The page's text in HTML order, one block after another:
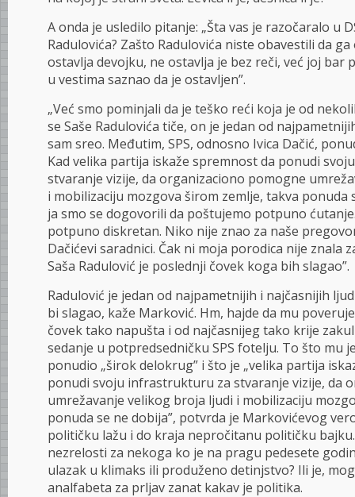
A onda je usledilo pitanje: „Šta vas je razočaralo u
Radulovića? Zašto Radulovića niste obavestili da
ostavlja devojku, ne ostavlja je bez reči, već joj bar
u vestima saznao da je ostavljen”.
„Već smo pominjali da je teško reći koja je od
se Saše Radulovića tiče, on je jedan od
sam sreo. Međutim, SPS, odnosno Ivica Dačić,
Kad velika partija iskaže spremnost da ponudi
stvaranje vizije, da organizaciono pomogne
i mobilizaciju mozgova širom zemlje, takva ponuda
ja smo se dogovorili da poštujemo potpuno
potpuno diskretan. Niko nije znao za naše
Dačićevi saradnici. Čak ni moja porodica nije znala
Saša Radulović je poslednji čovek koga bih slagao”.
Radulović je jedan od najpametnijih i najčasnijih
bi slagao, kaže Marković. Hm, hajde da mu
čovek tako napušta i od najčasnijeg tako krije
sedanje u potpredsedničku SPS fotelju. To što mu
ponudio „širok delokrug” i što je „velika partija
ponudi svoju infrastrukturu za stvaranje vizije, da
umrežavanje velikog broja ljudi i mobilizaciju
ponuda se ne dobija”, potvrda je Markovićevog
političku lažu i do kraja nepročitanu političku
nezrelosti za nekoga ko je na pragu pedesete
ulazak u klimaks ili produženo detinjstvo? Ili je,
analfabeta za prljav zanat kakav je politika.